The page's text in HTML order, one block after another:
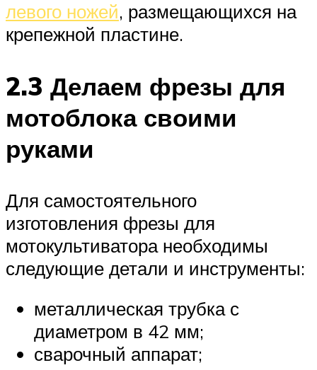
левого ножей, размещающихся на
крепежной пластине.
2.3 Делаем фрезы для
мотоблока своими
руками
Для самостоятельного
изготовления фрезы для
мотокультиватора необходимы
следующие детали и инструменты:
металлическая трубка с
диаметром в 42 мм;
сварочный аппарат;